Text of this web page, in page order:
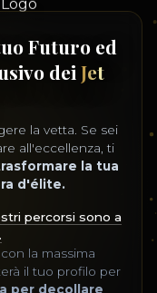
Futuro ed
dei Jet
la vetta. Se sei
all'eccellenza, ti
la tua
d'élite.
percorsi sono a
la massima
il tuo profilo per
per decollare